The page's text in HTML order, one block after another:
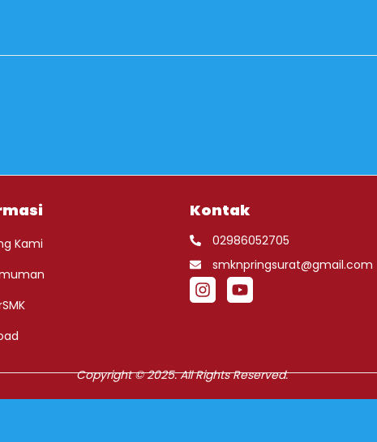
Kami
Kontak
02986052705
smknpringsurat@gmail.com
Copyright © 2025. All Rights Reserved.